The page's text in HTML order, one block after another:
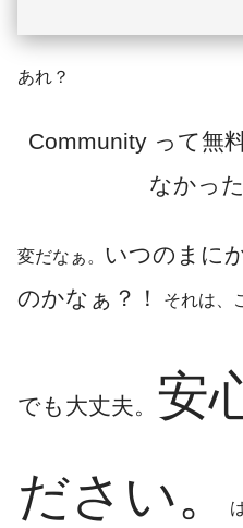
あれ？
Community って無
なかっ
変だなぁ。 いつのまに
のかなぁ？！
それは、
でも大丈夫。 安
ださい。